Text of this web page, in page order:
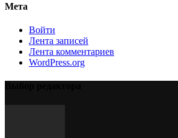
Мета
Войти
Лента записей
Лента комментариев
WordPress.org